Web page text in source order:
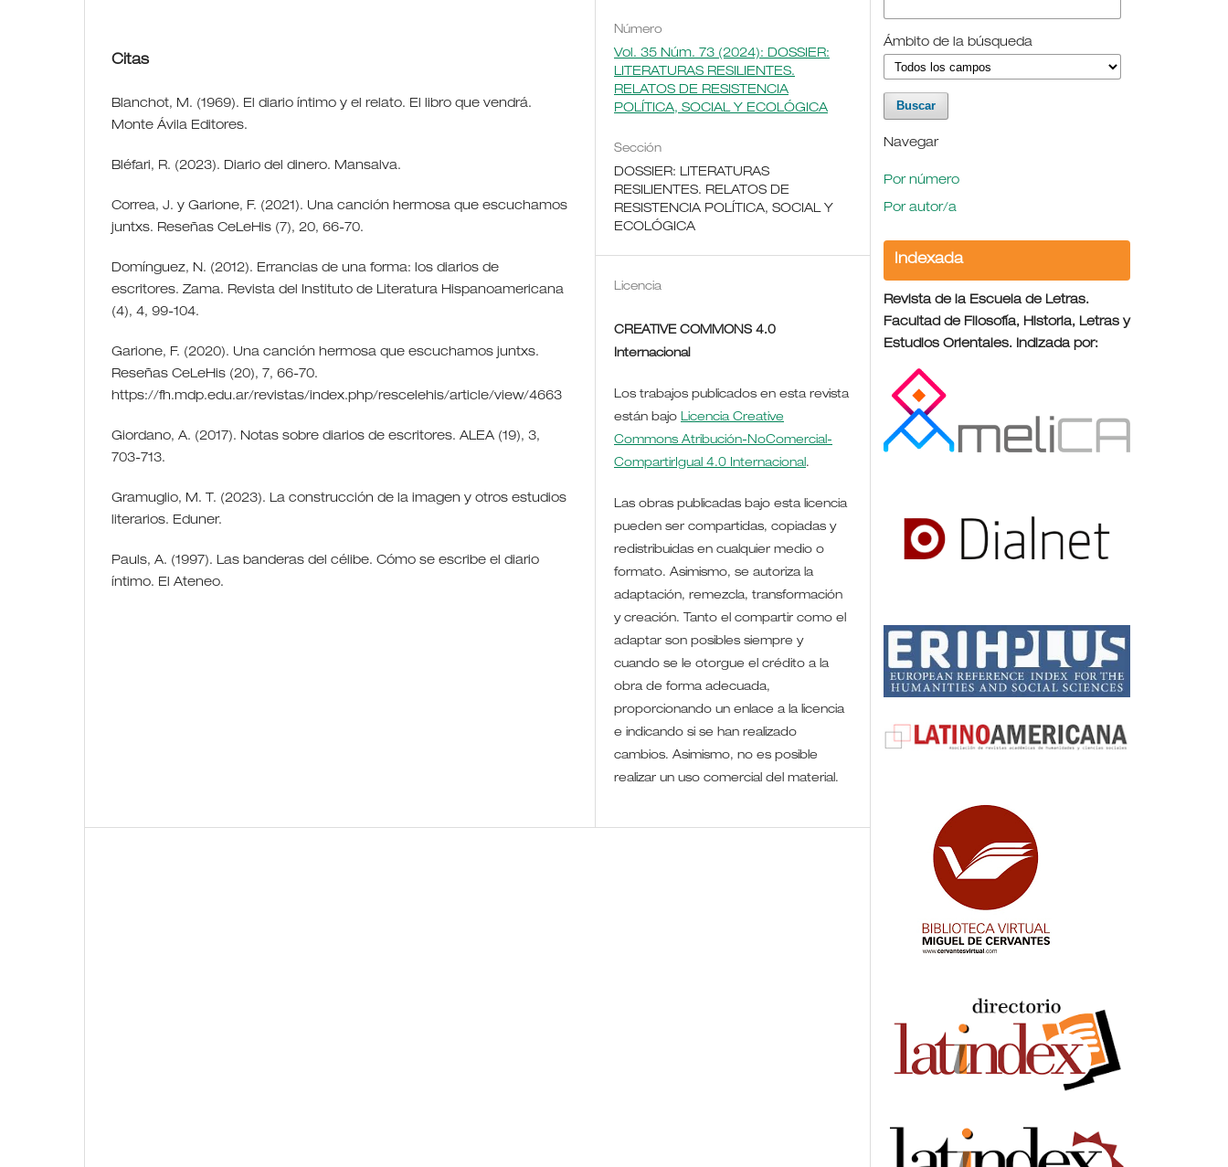
Citas
Blanchot, M. (1969). El diario íntimo y el relato. El libro que vendrá.
Monte Ávila Editores.
Bléfari, R. (2023). Diario del dinero. Mansalva.
Correa, J. y Garione, F. (2021). Una canción hermosa que escuchamos
juntxs. Reseñas CeLeHis (7), 20, 66-70.
Domínguez, N. (2012). Errancias de una forma: los diarios de
escritores. Zama. Revista del Instituto de Literatura Hispanoamericana
(4), 4, 99-104.
Garione, F. (2020). Una canción hermosa que escuchamos juntxs.
Reseñas CeLeHis (20), 7, 66-70.
https://fh.mdp.edu.ar/revistas/index.php/rescelehis/article/view/4663
Giordano, A. (2017). Notas sobre diarios de escritores. ALEA (19), 3,
703-713.
Gramuglio, M. T. (2023). La construcción de la imagen y otros estudios
literarios. Eduner.
Pauls, A. (1997). Las banderas del célibe. Cómo se escribe el diario
íntimo. El Ateneo.
Número
Vol. 35 Núm. 73 (2024): DOSSIER:
LITERATURAS RESILIENTES.
RELATOS DE RESISTENCIA
POLÍTICA, SOCIAL Y ECOLÓGICA
Sección
DOSSIER: LITERATURAS
RESILIENTES. RELATOS DE
RESISTENCIA POLÍTICA, SOCIAL Y
ECOLÓGICA
Licencia
CREATIVE COMMONS 4.0
Internacional
Los trabajos publicados en esta revista
están bajoLicencia Creative
Commons Atribución-NoComercial-
CompartirIgual 4.0 Internacional.
Las obras publicadas bajo esta licencia
pueden ser compartidas, copiadas y
redistribuidas en cualquier medio o
formato. Asimismo, se autoriza la
adaptación, remezcla, transformación
y creación. Tanto el compartir como el
adaptar son posibles siempre y
cuando se le otorgue el crédito a la
obra de forma adecuada,
proporcionando un enlace a la licencia
e indicando si se han realizado
cambios. Asimismo, no es posible
realizar un uso comercial del material.
Ámbito de la búsqueda
Navegar
Por número
Por autor/a
Indexada
Revista de la Escuela de Letras.
Facultad de Filosofía, Historia, Letras y
Estudios Orientales. Indizada por: